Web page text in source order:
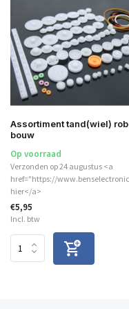
Assortiment tand(wiel)
bouw
Op voorraad
Verzonden op 24 augustus <a
href="https://
hier</a>
€5,95
Incl. btw